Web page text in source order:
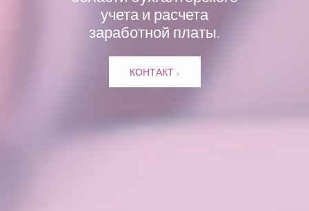
учета и расчета
заработной платы.
КОНТАКТ